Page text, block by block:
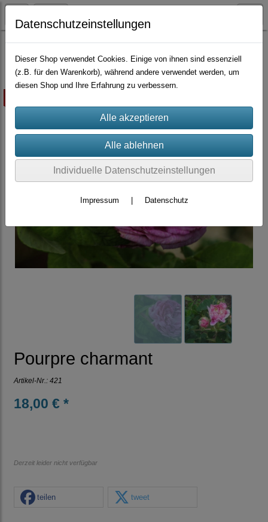
Container-Rosen Gallicas
Pourpre charmant
Artikel-Nr.: 421
18,00 € *
Derzeit leider nicht verfügbar
teilen tweet
Datenschutzeinstellungen
Dieser Shop verwendet Cookies. Einige von ihnen sind essenziell
(z.B. für den Warenkorb), während andere verwendet werden, um
diesen Shop und Ihre Erfahrung zu verbessern.
Individuelle Datenschutzeinstellungen
Impressum Datenschutz